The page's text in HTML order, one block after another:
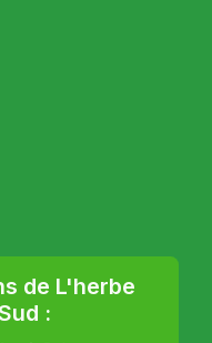
de L'herbe
: